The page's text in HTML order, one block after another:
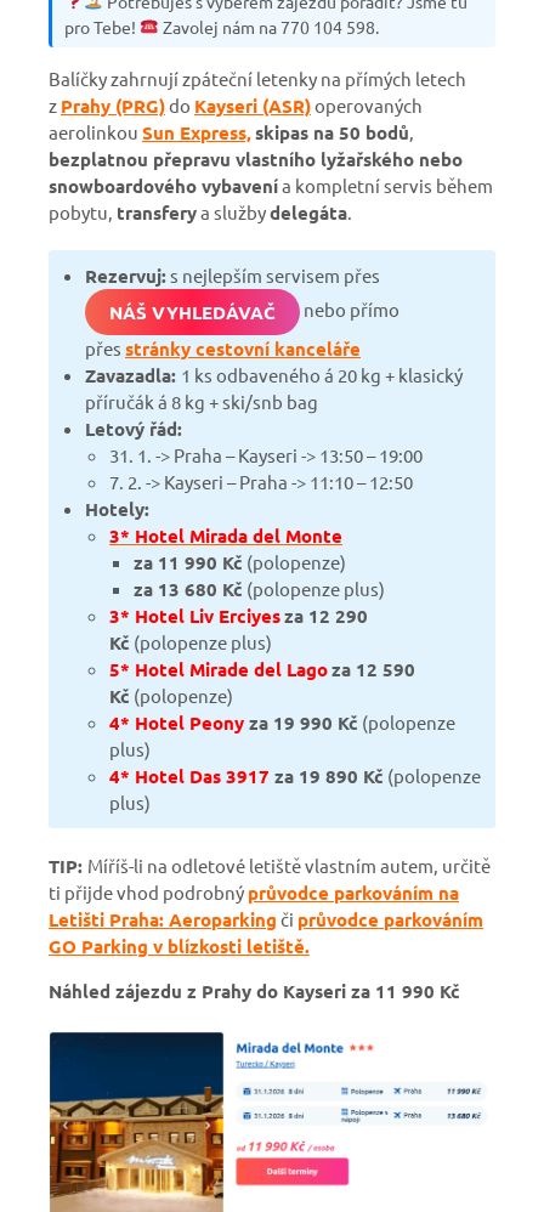
pro Tebe!
Zavolej nám na 770 104 598.
Balíčky zahrnujízpáteční letenky na přímých letech
z Prahy (PRG)do Kayseri (ASR)operovaných
aerolinkou Sun Express,skipas na 50 bodů,
bezplatnou přepravu vlastního lyžařského nebo
snowboardového vybavenía kompletní servis během
pobytu, transferya službydelegáta.
Rezervuj:s nejlepším servisem přes
NÁŠ VYHLEDÁVAČ
nebo přímo
přes stránky cestovní kanceláře
Zavazadla: 1 ks odbaveného á 20 kg + klasický
příručák á 8 kg + ski/snb bag
Letový řád:
31. 1. -> Praha – Kayseri -> 13:50 – 19:00
7. 2. -> Kayseri – Praha -> 11:10 – 12:50
Hotely:
3* Hotel Mirada del Monte
za 11 990 Kč (polopenze)
za 13 680 Kč (polopenze plus)
3* Hotel Liv Erciyesza 12 290
Kč (polopenze plus)
5* Hotel Mirade del Lagoza 12 590
Kč (polopenze)
4* Hotel Peony za 19 990 Kč (polopenze
plus)
4* Hotel Das 3917 za 19 890 Kč (polopenze
plus)
TIP: Míříš-li na odletové letiště vlastním autem, určitě
ti přijde vhod podrobný průvodce parkováním na
Letišti Praha: Aeroparking či průvodce parkováním
GO Parking v blízkosti letiště.
Náhled zájezdu z Prahy do Kayseri za 11 990 Kč